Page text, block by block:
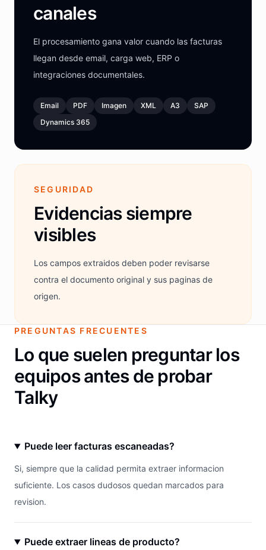
canales
El procesamiento gana valor cuando las facturas
llegan desde email, carga web, ERP o
integraciones documentales.
Email PDF Imagen XML A3
SAP
Dynamics 365
SEGURIDAD
Evidencias siempre
visibles
Los campos extraidos deben poder revisarse
contra el documento original y sus paginas de
origen.
PREGUNTAS FRECUENTES
Lo que suelen preguntar los
equipos antes de probar
Talky
Puede leer facturas escaneadas?
Si, siempre que la calidad permita extraer informacion
suficiente. Los casos dudosos quedan marcados para
revision.
Puede extraer lineas de producto?